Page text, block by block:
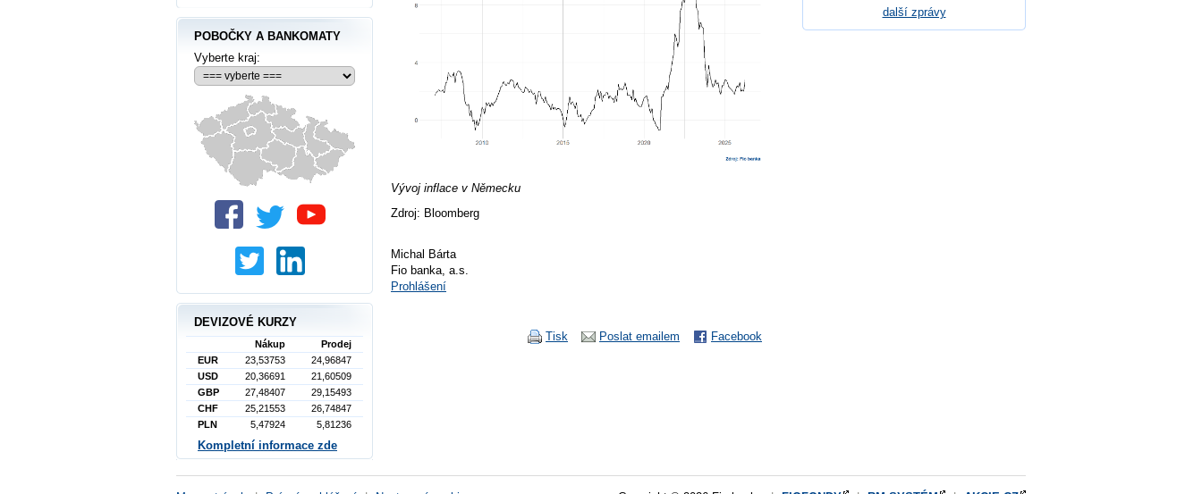
Vývoj inflace v Německu
Zdroj: Bloomberg
Michal Bárta
Fio banka, a.s.
Prohlášení
Facebook
Poslat emailem
Tisk
další zprávy
POBOČKY A BANKOMATY
Vyberte kraj:
DEVIZOVÉ KURZY
Nákup
Prodej
EUR
23,53753
24,96847
USD
20,36691
21,60509
GBP
27,48407
29,15493
CHF
25,21553
26,74847
PLN
5,47924 5,81236
Kompletní informace zde